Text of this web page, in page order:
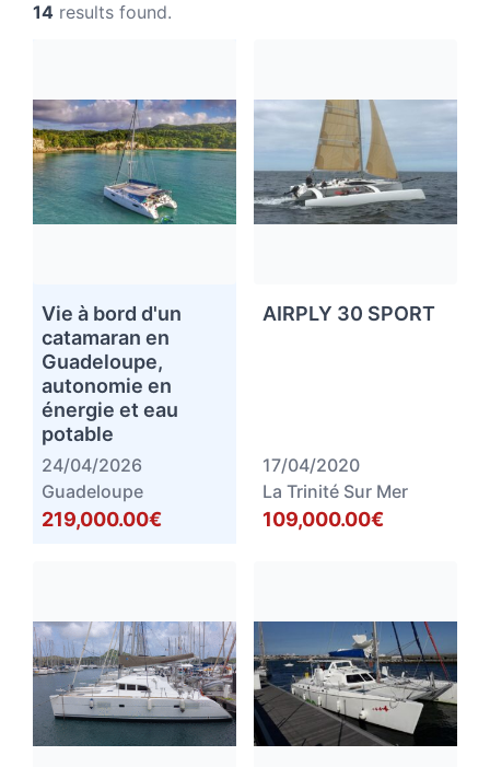
14 results found.
Vie à bord d'un
catamaran en
Guadeloupe,
autonomie en
énergie et eau
potable
24/04/2026
Guadeloupe
219,000.00€
AIRPLY 30 SPORT
17/04/2020
La Trinité Sur Mer
109,000.00€